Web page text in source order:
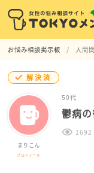
お悩み相談掲示板 人間
解決済
まりこん
プロフィール
50代
鬱病
1692